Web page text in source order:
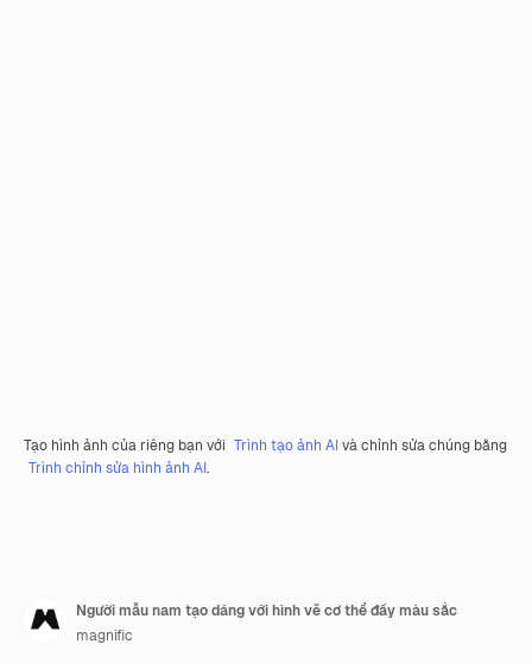
Tạo hình ảnh của riêng bạn với Trình tạo ảnh AIvà chỉnh sửa chúng bằng
Trình chỉnh sửa hình ảnh AI.
Người mẫu nam tạo dáng với hình vẽ cơ thể đầy màu sắc
magnific